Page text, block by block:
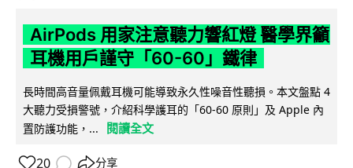
AirPods 用家注意聽力響紅燈 醫學界籲
耳機用戶謹守「60-60」鐵律
長時間高音量佩戴耳機可能導致永久性噪音性聽損。本文盤點 4
大聽力受損警號，介紹科學護耳的「60-60 原則」及 Apple 內
置防護功能，...
閱讀全文
20 分享